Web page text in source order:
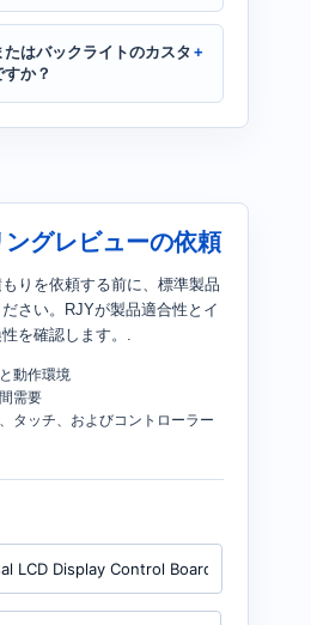
たはバックライトのカスタ
か？
グレビューの依頼
りを依頼する前に、標準製品
さい。RJYが製品適合性とイ
を確認します。.
動作環境
需要
タッチ、およびコントローラー